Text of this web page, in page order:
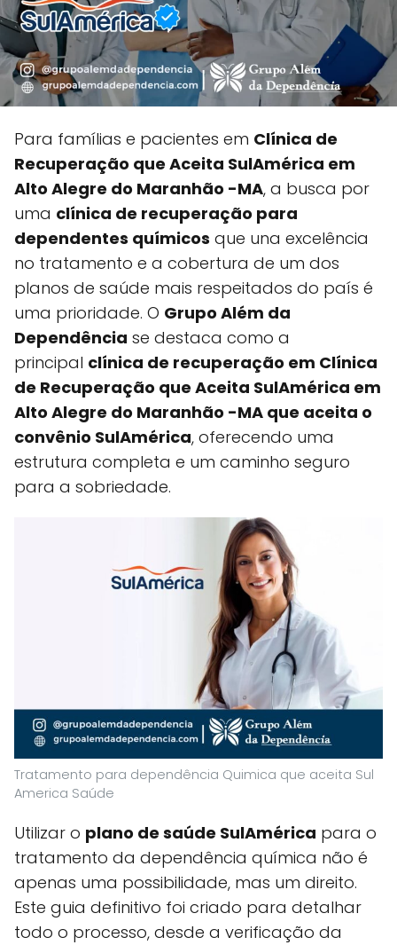
Para famílias e pacientes em Clínica de
Recuperação que Aceita SulAmérica em
Alto Alegre do Maranhão -MA, a busca por
uma clínica de recuperação para
dependentes químicos que una excelência
no tratamento e a cobertura de um dos
planos de saúde mais respeitados do país é
uma prioridade. O Grupo Além da
Dependência se destaca como a
principal clínica de recuperação em Clínica
de Recuperação que Aceita SulAmérica em
Alto Alegre do Maranhão -MA que aceita o
convênio SulAmérica, oferecendo uma
estrutura completa e um caminho seguro
para a sobriedade.
Tratamento para dependência Quimica que aceita Sul
America Saúde
Utilizar o plano de saúde SulAmérica para o
tratamento da dependência química não é
apenas uma possibilidade, mas um direito.
Este guia definitivo foi criado para detalhar
todo o processo, desde a verificação da